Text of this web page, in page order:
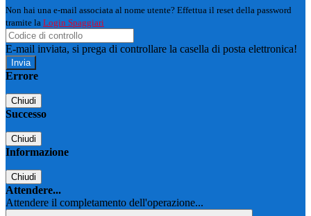
Non hai una e-mail associata al nome utente? Effettua il reset della password
tramite la Login Spaggiari
E-mail inviata, si prega di controllare la casella di posta elettronica!
Errore
Chiudi
Successo
Chiudi
Informazione
Chiudi
Attendere...
Attendere il completamento dell'operazione...